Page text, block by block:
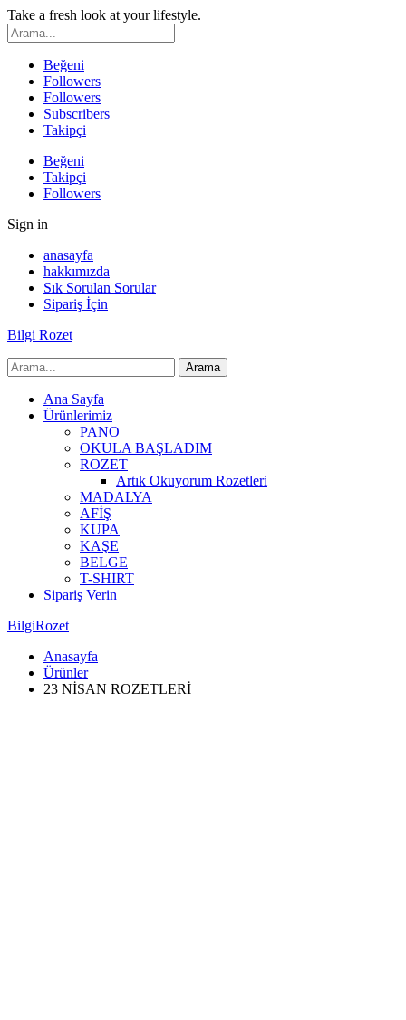
Take a fresh look at your lifestyle.
Beğeni
Followers
Followers
Subscribers
Takipçi
Beğeni
Takipçi
Followers
Sign in
anasayfa
hakkımızda
Sık Sorulan Sorular
Sipariş İçin
Bilgi Rozet
Ana Sayfa
Ürünlerimiz
PANO
OKULA BAŞLADIM
ROZET
Artık Okuyorum Rozetleri
MADALYA
AFİŞ
KUPA
KAŞE
BELGE
T-SHIRT
Sipariş Verin
BilgiRozet
Anasayfa
Ürünler
23 NİSAN ROZETLERİ